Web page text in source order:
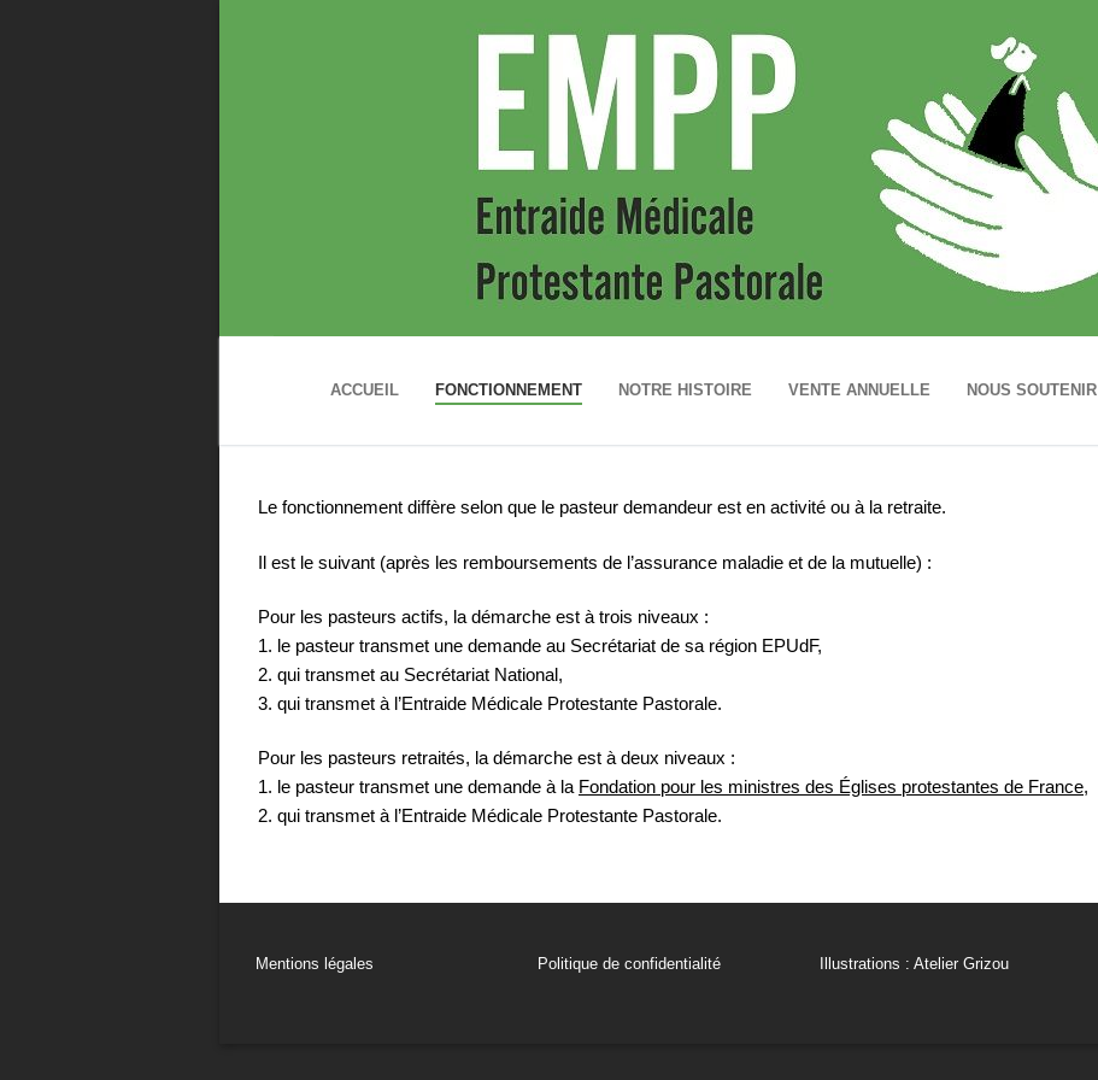
ACCUEIL FONCTIONNEMENT NOTRE HISTOIRE VENTE ANNUELLE NOUS SOUTENIR
Le fonctionnement diffère selon que le pasteur demandeur est en activité ou à la retraite.
Il est le suivant (après les remboursements de l’assurance maladie et de la mutuelle) :
Pour les pasteurs actifs, la démarche est à trois niveaux :
1. le pasteur transmet une demande au Secrétariat de sa région EPUdF,
2. qui transmet au Secrétariat National,
3. qui transmet à l’Entraide Médicale Protestante Pastorale.
Pour les pasteurs retraités, la démarche est à deux niveaux :
1. le pasteur transmet une demande à la Fondation pour les ministres des Églises protestantes de France,
2. qui transmet à l’Entraide Médicale Protestante Pastorale.
Mentions légales Politique de confidentialité Illustrations : Atelier Grizou